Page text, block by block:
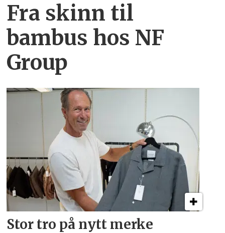
Fra skinn til
bambus hos NF
Group
Stor tro på nytt merke